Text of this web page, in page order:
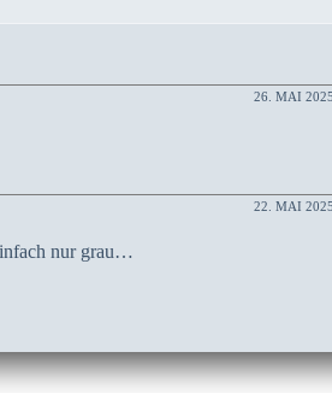
26. MAI
22. MAI
nur grau…